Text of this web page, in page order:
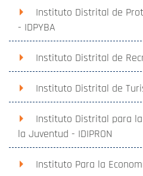
Instituto Distrital de
- IDPYBA
Instituto Distrital de
Instituto Distrital de
Instituto Distrital para
la Juventud - IDIPRON
Instituto Para la